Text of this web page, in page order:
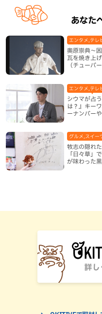
あなた
奥原崇典～
瓦を焼き上
（チューバ
エンタメ,テレ
シウマが占
は？』キー
ーナンバー
エンタメ,テレ
牧志の隠れ
「日々草」
が味わった
グルメ,スイー